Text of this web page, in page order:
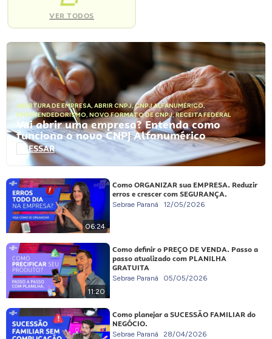
VER TODOS
ABERTURA DE EMPRESA, ABRIR CNPJ,CNPJ ALFANUMÉRICO,
EMPREENDEDORISMO, NOVO FORMATO DE CNPJ,RECEITA FEDERAL
Vai abrir uma empresa? Entenda como
funciona o novo CNPJ Alfanumérico
ACESSAR
06:24
Como ORGANIZAR sua EMPRESA. Reduzir
erros e crescer com SEGURANÇA.
Sebrae Paraná 12/05/2026
11:20
Como definir o PREÇO DE VENDA. Passo a
passo atualizado com PLANILHA
GRATUITA
Sebrae Paraná 05/05/2026
Como planejar a SUCESSÃO FAMILIAR do
NEGÓCIO.
Sebrae Paraná 28/04/2026